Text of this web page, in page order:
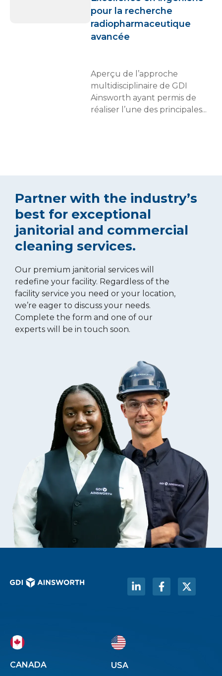
pour la recherche
radiopharmaceutique
avancée
Aperçu de l’approche
multidisciplinaire de GDI
Ainsworth ayant permis de
réaliser l’une des principales...
Partner with the industry’s
best for exceptional
janitorial and commercial
cleaning services.
Our premium janitorial services will
redefine your facility. Regardless of the
facility service you need or your location,
we’re eager to discuss your needs.
Complete the form and one of our
experts will be in touch soon.
CANADA USA